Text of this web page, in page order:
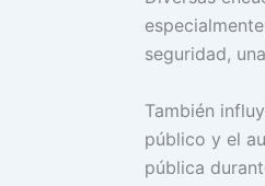
seguridad,
También
público y el
pública